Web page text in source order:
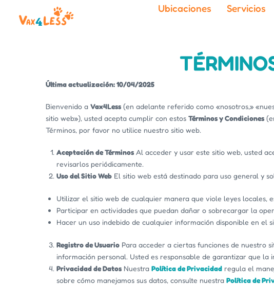
Ubicaciones Servicios
Última actualización: 10/04/2025
Bienvenido a Vax4Less (en adelante referido como «nosotros,»
sitio web»), usted acepta cumplir con estos Términos y Condiciones
Términos, por favor no utilice nuestro sitio web.
Aceptación de Términos Al acceder y usar este sitio web, usted
revisarlos periódicamente.
Uso del Sitio Web El sitio web está destinado para uso general y
Utilizar el sitio web de cualquier manera que viole leyes locales,
Participar en actividades que puedan dañar o sobrecargar la
Hacer un uso indebido de cualquier información disponible en el
Registro de Usuario Para acceder a ciertas funciones de nuestro
información personal. Usted es responsable de garantizar que
Privacidad de Datos Nuestra Política de Privacidad regula el
sobre cómo manejamos sus datos, consulte nuestra Política de